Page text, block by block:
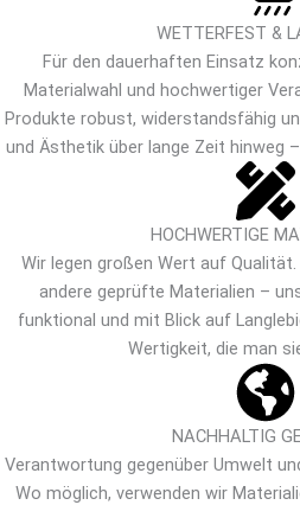
WETTERFEST &
Für den dauerhaften Einsatz
Materialwahl und hochwertiger
Produkte robust, widerstandsfähig
und Ästhetik über lange Zeit hinweg
HOCHWERTIGE
Wir legen großen Wert auf
andere geprüfte Materialien –
funktional und mit Blick auf
Wertigkeit, die man
NACHHALTIG
Verantwortung gegenüber Umwelt
Wo möglich, verwenden wir